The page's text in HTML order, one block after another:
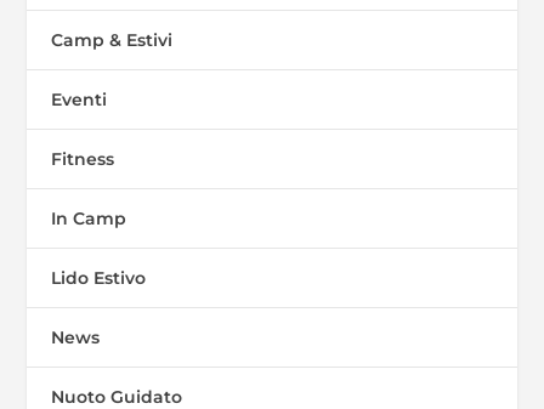
Camp & Estivi
Eventi
Fitness
In Camp
Lido Estivo
News
Nuoto Guidato